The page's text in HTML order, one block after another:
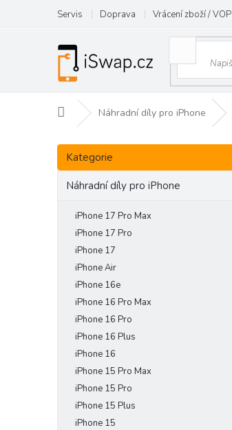
obsah
Servis Doprava Vrácení zboží / VOP
Domů Náhradní díly pro iPhone
P
s
Přeskočit
kategorie
Kategorie
Náhradní díly pro iPhone
iPhone 17 Pro Max
iPhone 17 Pro
iPhone 17
iPhone Air
iPhone 16e
iPhone 16 Pro Max
iPhone 16 Pro
iPhone 16 Plus
iPhone 16
iPhone 15 Pro Max
iPhone 15 Pro
iPhone 15 Plus
iPhone 15